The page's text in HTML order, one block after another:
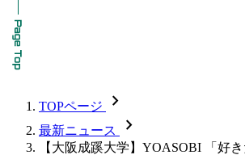
TOPページ chevron_forward
最新ニュース chevron_forward
【大阪成蹊大学】YOASOBI 「好